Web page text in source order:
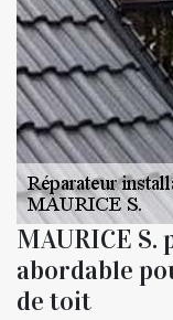
MAURICE
abordable
de toit